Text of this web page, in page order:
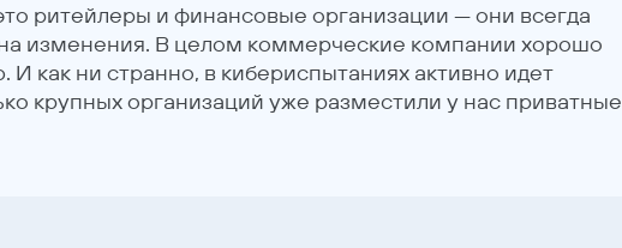
ритейлеры и финансовые организации — они всегда
изменения. В целом коммерческие компании хорошо
как ни странно, в кибериспытаниях активно идет
крупных организаций уже разместили у нас приватные